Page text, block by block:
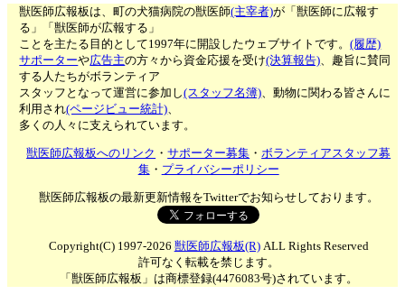
獣医師広報板は、町の犬猫病院の獣医師(主宰者)が「獣医師に広報す
る」「獣医師が広報する」
ことを主たる目的として1997年に開設したウェブサイトです。(履歴)
サポーターや広告主の方々から資金応援を受け(決算報告)、趣旨に賛同
する人たちがボランティア
スタッフとなって運営に参加し(スタッフ名簿)、動物に関わる皆さんに
利用され(ページビュー統計)、
多くの人々に支えられています。
獣医師広報板へのリンク ・サポーター募集 ・ボランティアスタッフ募
集・ プライバシーポリシー
獣医師広報板の最新更新情報をTwitterでお知らせしております。
Copyright(C) 1997-2026 獣医師広報板(R)ALL Rights Reserved
許可なく転載を禁じます。
「獣医師広報板」は商標登録(4476083号)されています。